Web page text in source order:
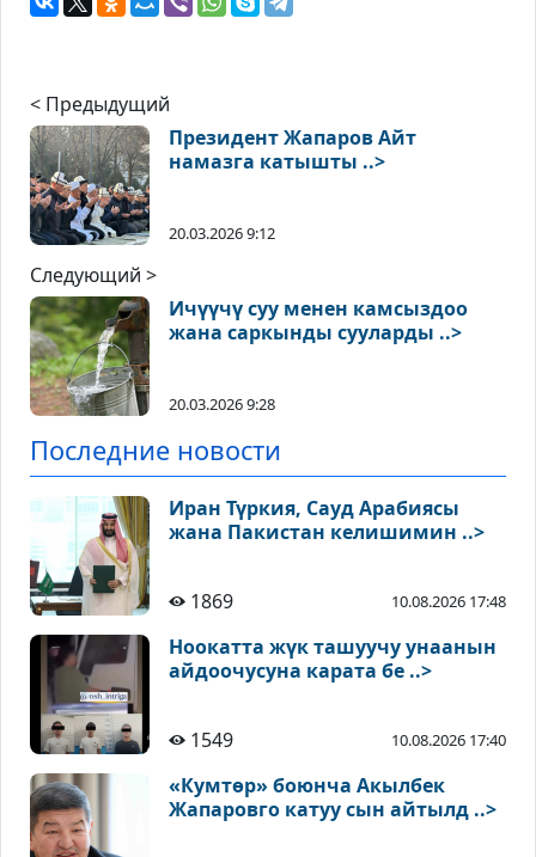
< Предыдущий
Президент Жапаров Айт
намазга катышты ..>
20.03.2026 9:12
Следующий >
Ичүүчү суу менен камсыздоо
жана саркынды сууларды ..>
20.03.2026 9:28
Последние новости
Иран Түркия, Сауд Арабиясы
жана Пакистан келишимин ..>
1869 10.08.2026 17:48
Ноокатта жүк ташуучу унаанын
айдоочусуна карата бе ..>
1549 10.08.2026 17:40
«Кумтөр» боюнча Акылбек
Жапаровго катуу сын айтылд ..>